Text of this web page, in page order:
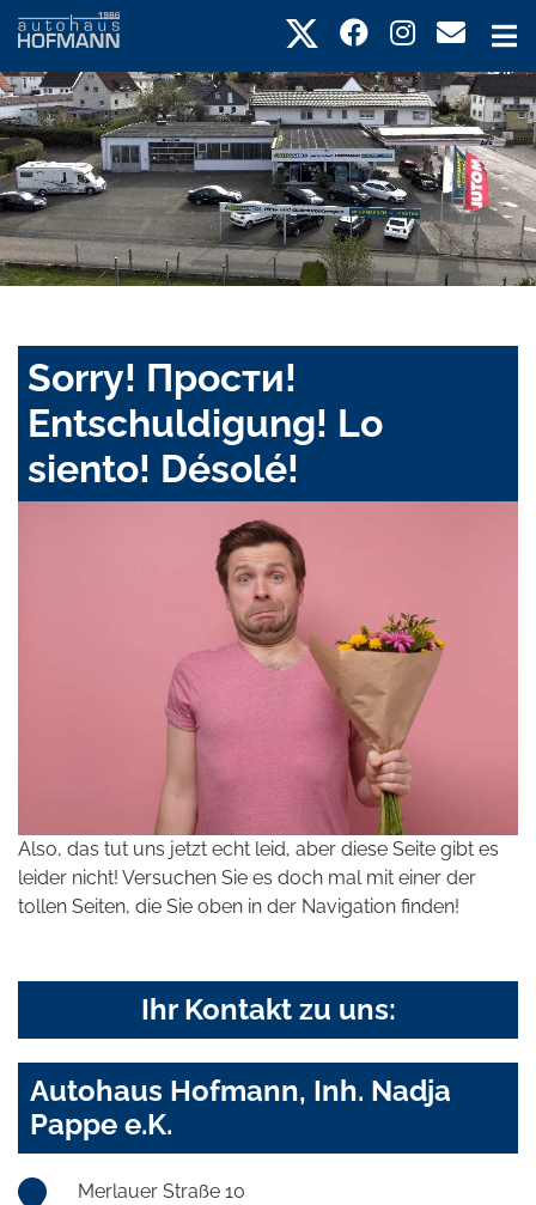
Sorry! Прости!
Entschuldigung! Lo
siento! Désolé!
Also, das tut uns jetzt echt leid, aber diese Seite gibt es
leider nicht! Versuchen Sie es doch mal mit einer der
tollen Seiten, die Sie oben in der Navigation finden!
Ihr Kontakt zu uns:
Autohaus Hofmann, Inh. Nadja
Pappe e.K.
Merlauer Straße 10